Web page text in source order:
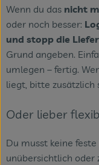
Wenn du das nicht
oder noch besser:
und stopp die
Grund angeben.
umlegen – fertig.
liegt, bitte zusätzlich
Oder lieber
Du musst keine
unübersichtlich oder